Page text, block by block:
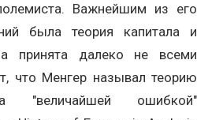
Важнейшим из его
была теория капитала и
принята далеко не всеми
что Менгер называл теорию
"величайшей ошибкой"